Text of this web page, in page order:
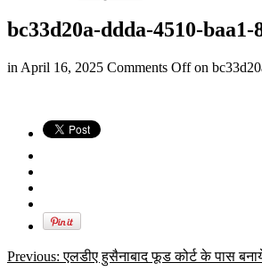
bc33d20a-ddda-4510-baa1-
in April 16, 2025 Comments Offon
Previous: एलडीए हुसैनाबाद फूड कोर्ट के पास